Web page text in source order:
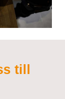
till